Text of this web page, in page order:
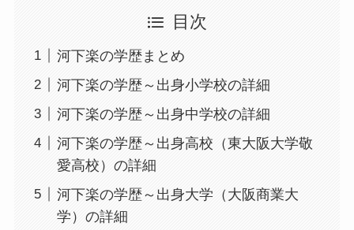
目次
河下楽の学歴まとめ
河下楽の学歴～出身小学校の詳細
河下楽の学歴～出身中学校の詳細
河下楽の学歴～出身高校（東大阪大学敬
愛高校）の詳細
河下楽の学歴～出身大学（大阪商業大
学）の詳細